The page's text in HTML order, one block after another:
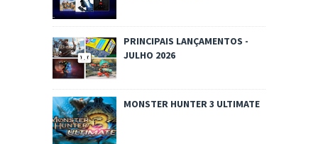
PRINCIPAIS LANÇAMENTOS -
JULHO 2026
MONSTER HUNTER 3 ULTIMATE